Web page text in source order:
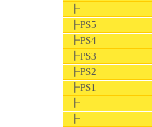
┣
┣PS5
┣PS4
┣PS3
┣PS2
┣PS1
┣
┣